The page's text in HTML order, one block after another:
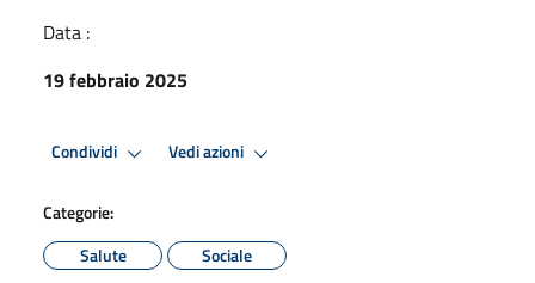
Data :
19 febbraio 2025
Condividi Vedi azioni
Categorie:
Salute
Sociale